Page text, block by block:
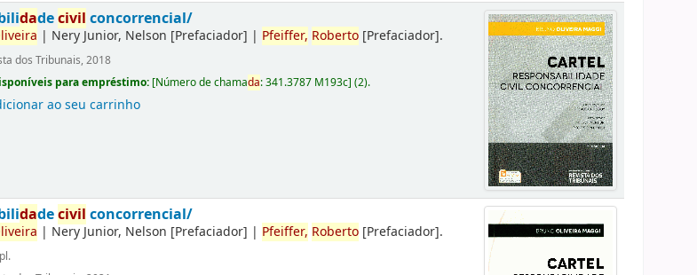
dadecivil concorrencial/
| Nery Junior, Nelson [Prefaciador] | Pfeiffer, Roberto [Prefaciador].
dos Tribunais, 2018
para empréstimo: [Número de chamada:341.3787 M193c](2).
ao seu carrinho
dadecivil concorrencial/
| Nery Junior, Nelson [Prefaciador] | Pfeiffer, Roberto [Prefaciador].